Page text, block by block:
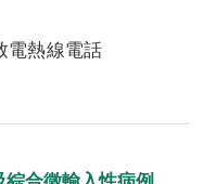
熱線電話